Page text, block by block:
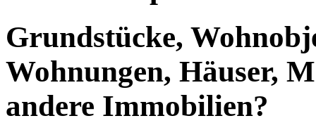
Grundstücke,
Wohnungen, Häuser,
andere Immobilien?